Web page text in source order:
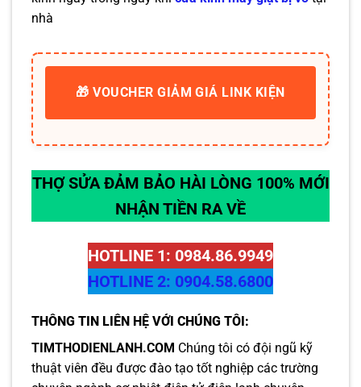
nhà
🎁 VOUCHER GIẢM GIÁ LINK KIỆN
THỢ SỬA ĐẢM BẢO HÀI LÒNG 100% MỚI
NHẬN TIỀN RA VỀ
HOTLINE 1: 0984.86.9949
HOTLINE 2: 0904.58.6800
THÔNG TIN LIÊN HỆ VỚI CHÚNG TÔI:
TIMTHODIENLANH.COM Chúng tôi có đội ngũ kỹ
thuật viên đều được đào tạo tốt nghiệp các trường